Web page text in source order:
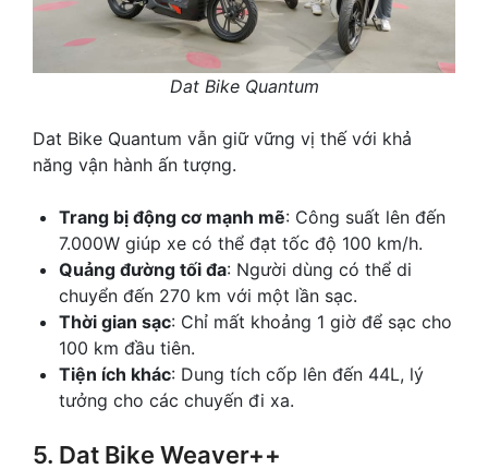
Dat Bike Quantum
Dat Bike Quantum vẫn giữ vững vị thế với khả
năng vận hành ấn tượng.
Trang bị động cơ mạnh mẽ: Công suất lên đến
7.000W giúp xe có thể đạt tốc độ 100 km/h.
Quảng đường tối đa: Người dùng có thể di
chuyển đến 270 km với một lần sạc.
Thời gian sạc: Chỉ mất khoảng 1 giờ để sạc cho
100 km đầu tiên.
Tiện ích khác: Dung tích cốp lên đến 44L, lý
tưởng cho các chuyến đi xa.
5. Dat Bike Weaver++